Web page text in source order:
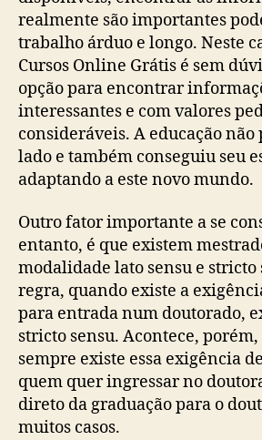
realmente são importantes
trabalho árduo e longo. Neste
Cursos Online Grátis é sem
opção para encontrar
interessantes e com valores
consideráveis. A educação
lado e também conseguiu seu
adaptando a este novo mundo.
Outro fator importante a se
entanto, é que existem
modalidade lato sensu e stricto
regra, quando existe a
para entrada num doutorado,
stricto sensu. Acontece,
sempre existe essa exigência
quem quer ingressar no
direto da graduação para o
muitos casos.